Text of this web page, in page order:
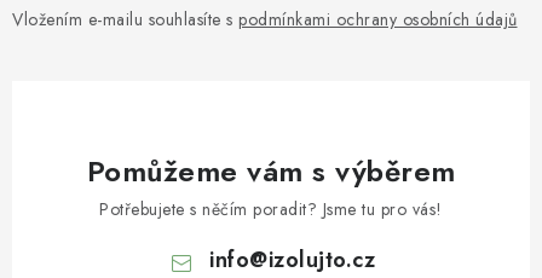
Vložením e-mailu souhlasíte s podmínkami ochrany osobních údajů
Pomůžeme vám s výběrem
Potřebujete s něčím poradit? Jsme tu pro vás!
info@izolujto.cz